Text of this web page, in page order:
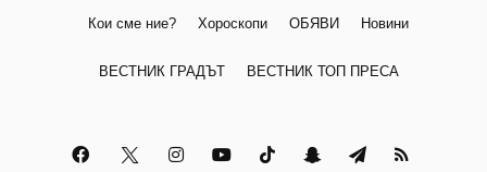
Кои сме ние? Хороскопи ОБЯВИ Новини
ВЕСТНИК ГРАДЪТ ВЕСТНИК ТОП ПРЕСА